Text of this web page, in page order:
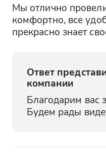
Мы отлично
комфортно, все
прекрасно знает
Ответ
компании
Благодарим вас
Будем рады